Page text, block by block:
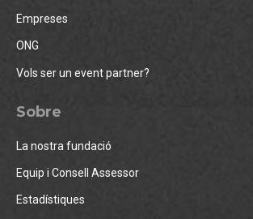
Empreses
ONG
Vols ser un event partner?
Sobre
La nostra fundació
Equip i Consell Assessor
Estadístiques